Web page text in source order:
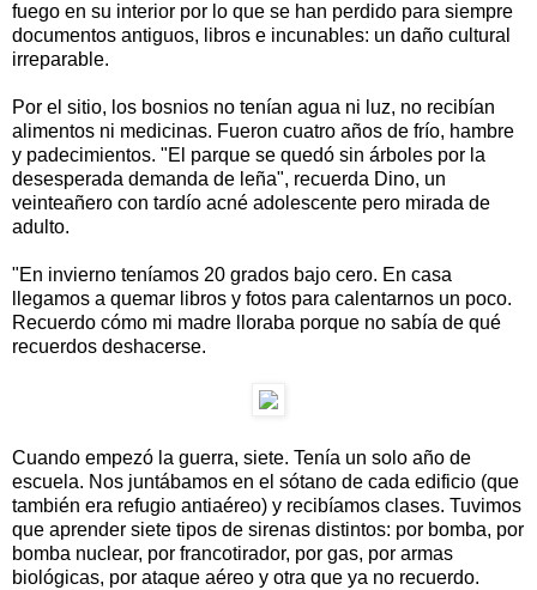
fuego en su interior por lo que se han perdido para siempre
documentos antiguos, libros e incunables: un daño cultural
irreparable.
Por el sitio, los bosnios no tenían agua ni luz, no recibían
alimentos ni medicinas. Fueron cuatro años de frío, hambre
y padecimientos. "El parque se quedó sin árboles por la
desesperada demanda de leña", recuerda Dino, un
veinteañero con tardío acné adolescente pero mirada de
adulto.
"En invierno teníamos 20 grados bajo cero. En casa
llegamos a quemar libros y fotos para calentarnos un poco.
Recuerdo cómo mi madre lloraba porque no sabía de qué
recuerdos deshacerse.
Cuando empezó la guerra, siete. Tenía un solo año de
escuela. Nos juntábamos en el sótano de cada edificio (que
también era refugio antiaéreo) y recibíamos clases. Tuvimos
que aprender siete tipos de sirenas distintos: por bomba, por
bomba nuclear, por francotirador, por gas, por armas
biológicas, por ataque aéreo y otra que ya no recuerdo.